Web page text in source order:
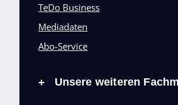
TeDo Business
Mediadaten
Abo-Service
+ Unsere weiteren